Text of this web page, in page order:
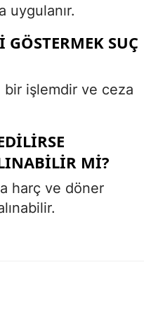
uygulanır.
GÖSTERMEK SUÇ
bir işlemdir ve ceza
MI?
harç ve döner